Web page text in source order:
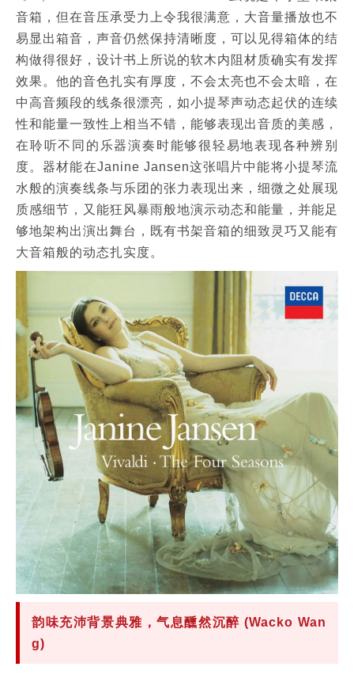
音箱，但在音压承受力上令我很满意，大音量播放也不
易显出箱音，声音仍然保持清晰度，可以见得箱体的结
构做得很好，设计书上所说的软木内阻材质确实有发挥
效果。他的音色扎实有厚度，不会太亮也不会太暗，在
中高音频段的线条很漂亮，如小提琴声动态起伏的连续
性和能量一致性上相当不错，能够表现出音质的美感，
在聆听不同的乐器演奏时能够很轻易地表现各种辨别
度。器材能在Janine Jansen这张唱片中能将小提琴流
水般的演奏线条与乐团的张力表现出来，细微之处展现
质感细节，又能狂风暴雨般地演示动态和能量，并能足
够地架构出演出舞台，既有书架音箱的细致灵巧又能有
大音箱般的动态扎实度。
韵味充沛背景典雅，气息醺然沉醉 (Wacko Wan
g)